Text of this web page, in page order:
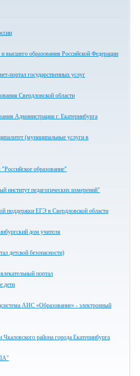
высшего образования Российской Федерации
портал государственных услуг
Свердловской области
Администрации г. Екатеринбурга
(муниципальные услуги в
образование"
педагогических измерений"
поддержки ЕГЭ в Свердловской области
дом учителя
детской безопасности)
портал
АИС «Образование» - электронный
района города Екатеринбурга